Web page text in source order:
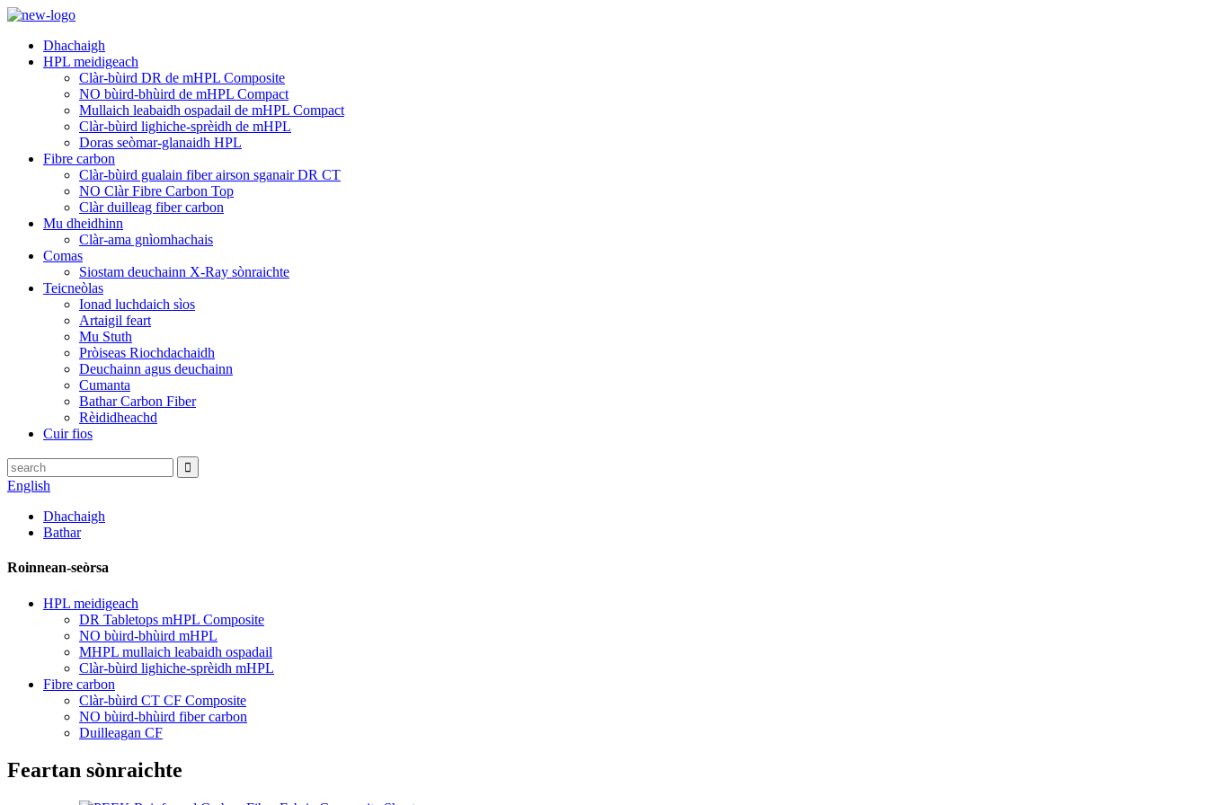
Dhachaigh
HPL meidigeach
Clàr-bùird DR de mHPL Composite
NO bùird-bhùird de mHPL Compact
Mullaich leabaidh ospadail de mHPL Compact
Clàr-bùird lighiche-sprèidh de mHPL
Doras seòmar-glanaidh HPL
Fibre carbon
Clàr-bùird gualain fiber airson sganair DR CT
NO Clàr Fibre Carbon Top
Clàr duilleag fiber carbon
Mu dheidhinn
Clàr-ama gnìomhachais
Comas
Siostam deuchainn X-Ray sònraichte
Teicneòlas
Ionad luchdaich sìos
Artaigil feart
Mu Stuth
Pròiseas Riochdachaidh
Deuchainn agus deuchainn
Cumanta
Bathar Carbon Fiber
Rèididheachd
Cuir fios
English
Dhachaigh
Bathar
Roinnean-seòrsa
HPL meidigeach
DR Tabletops mHPL Composite
NO bùird-bhùird mHPL
MHPL mullaich leabaidh ospadail
Clàr-bùird lighiche-sprèidh mHPL
Fibre carbon
Clàr-bùird CT CF Composite
NO bùird-bhùird fiber carbon
Duilleagan CF
Feartan sònraichte